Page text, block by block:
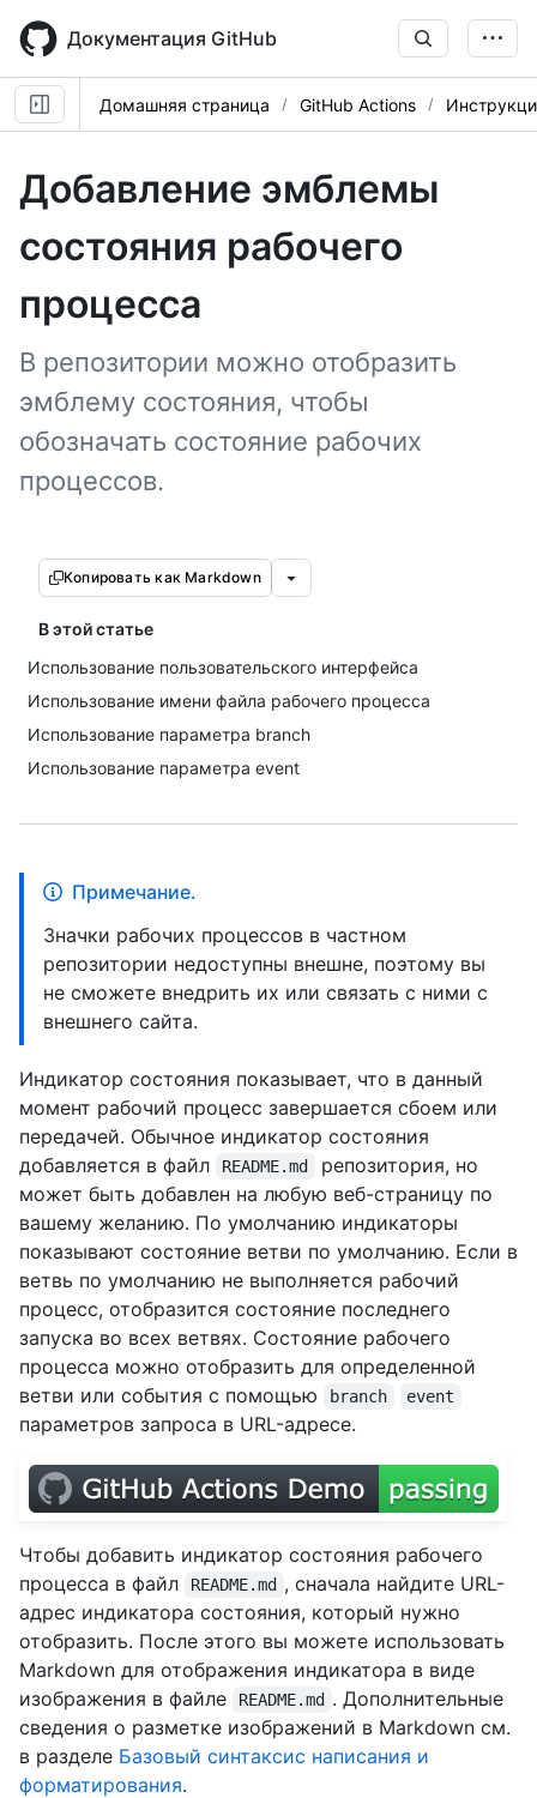
main
content
Документация GitHub
Домашняя страница GitHub Actions
Добавление эмблемы
состояния рабочего
процесса
В репозитории можно отобразить
эмблему состояния, чтобы
обозначать состояние рабочих
процессов.
Копировать как Markdown
В этой статье
Использование пользовательского интерфейса
Использование имени файла рабочего процесса
Использование параметра branch
Использование параметра event
Примечание.
Значки рабочих процессов в частном
репозитории недоступны внешне, поэтому вы
не сможете внедрить их или связать с ними с
внешнего сайта.
Индикатор состояния показывает, что в данный
момент рабочий процесс завершается сбоем или
передачей. Обычное индикатор состояния
добавляется в файл
README.md
репозитория, но
может быть добавлен на любую веб-страницу по
вашему желанию. По умолчанию индикаторы
показывают состояние ветви по умолчанию. Если в
ветвь по умолчанию не выполняется рабочий
процесс, отобразится состояние последнего
запуска во всех ветвях. Состояние рабочего
процесса можно отобразить для определенной
ветви или события с помощью
branch event
параметров запроса в URL-адресе.
Чтобы добавить индикатор состояния рабочего
процесса в файл
README.md , сначала найдите URL-
адрес индикатора состояния, который нужно
отобразить. После этого вы можете использовать
Markdown для отображения индикатора в виде
изображения в файле
README.md . Дополнительные
сведения о разметке изображений в Markdown см.
в разделе Базовый синтаксис написания и
форматирования.